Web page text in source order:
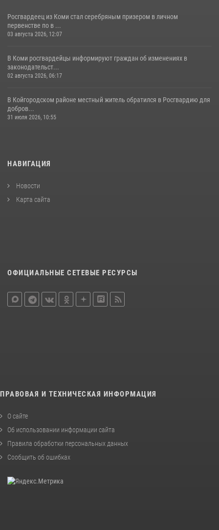
Росгвардеец из Коми стал серебряным призером в личном
первенстве по в ...
03 августа 2026, 12:07
В Коми росгвардейцы информируют граждан об изменениях в
законодательст...
02 августа 2026, 06:17
В Койгородском районе местный житель обратился в Росгвардию для
добров...
31 июля 2026, 10:55
НАВИГАЦИЯ
Новости
Карта сайта
ОФИЦИАЛЬНЫЕ СЕТЕВЫЕ РЕСУРСЫ
ПРАВОВАЯ И ТЕХНИЧЕСКАЯ ИНФОРМАЦИЯ
О сайте
Об использовании информации сайта
Правила обработки персональных данных
Сообщить об ошибках